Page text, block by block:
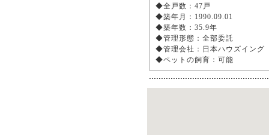
◆全戸数：47戸
◆築年月：1990.09.01
◆築年数：35.9年
◆管理形態：全部委託
◆管理会社：日本ハウズイン
◆ペットの飼育：可能